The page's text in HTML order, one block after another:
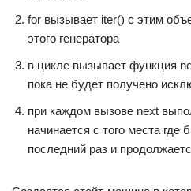
for вызывает iter() с этим
этого генератора
в цикле вызывает функция
пока не будет получено
при каждом вызове next
начинается с того места где
последний раз и